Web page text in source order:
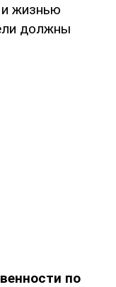
и жизнью
должны
по